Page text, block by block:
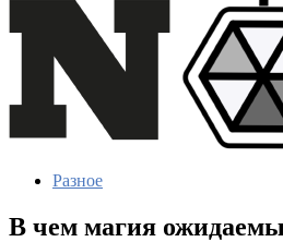
Разное
В чем магия